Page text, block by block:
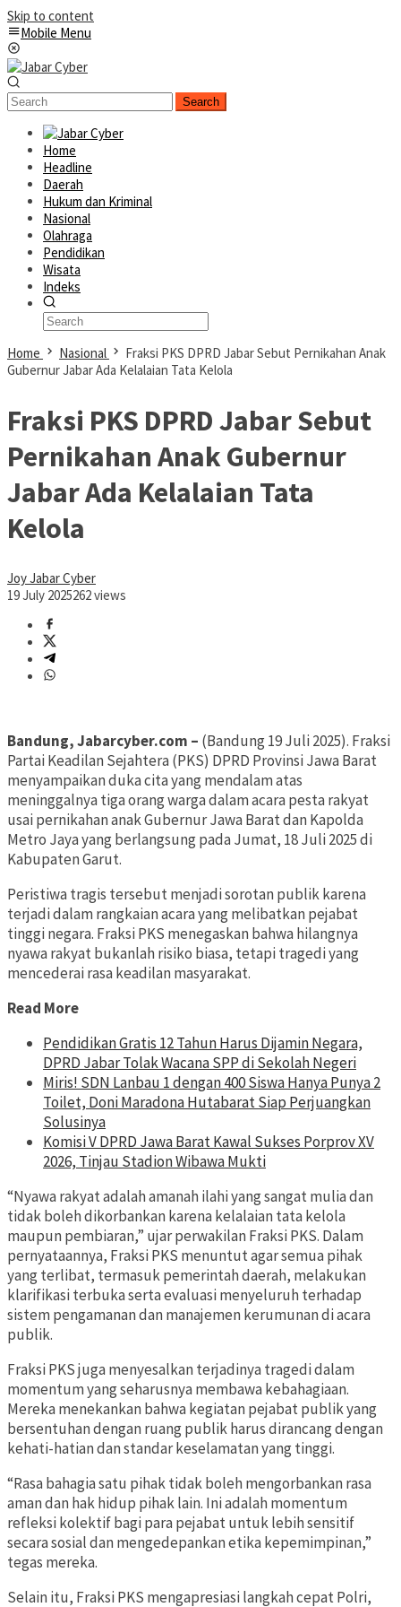
Skip to content
Mobile Menu
Search
Home
Headline
Daerah
Hukum dan Kriminal
Nasional
Olahraga
Pendidikan
Wisata
Indeks
Home Nasional
Fraksi PKS DPRD Jabar Sebut Pernikahan Anak
Gubernur Jabar Ada Kelalaian Tata Kelola
Fraksi PKS DPRD Jabar Sebut
Pernikahan Anak Gubernur
Jabar Ada Kelalaian Tata
Kelola
Joy Jabar Cyber
19 July 2025262 views
Bandung, Jabarcyber.com – (Bandung 19 Juli 2025). Fraksi
Partai Keadilan Sejahtera (PKS) DPRD Provinsi Jawa Barat
menyampaikan duka cita yang mendalam atas
meninggalnya tiga orang warga dalam acara pesta rakyat
usai pernikahan anak Gubernur Jawa Barat dan Kapolda
Metro Jaya yang berlangsung pada Jumat, 18 Juli 2025 di
Kabupaten Garut.
Peristiwa tragis tersebut menjadi sorotan publik karena
terjadi dalam rangkaian acara yang melibatkan pejabat
tinggi negara. Fraksi PKS menegaskan bahwa hilangnya
nyawa rakyat bukanlah risiko biasa, tetapi tragedi yang
mencederai rasa keadilan masyarakat.
Read More
Pendidikan Gratis 12 Tahun Harus Dijamin Negara,
DPRD Jabar Tolak Wacana SPP di Sekolah Negeri
Miris! SDN Lanbau 1 dengan 400 Siswa Hanya Punya 2
Toilet, Doni Maradona Hutabarat Siap Perjuangkan
Solusinya
Komisi V DPRD Jawa Barat Kawal Sukses Porprov XV
2026, Tinjau Stadion Wibawa Mukti
“Nyawa rakyat adalah amanah ilahi yang sangat mulia dan
tidak boleh dikorbankan karena kelalaian tata kelola
maupun pembiaran,” ujar perwakilan Fraksi PKS. Dalam
pernyataannya, Fraksi PKS menuntut agar semua pihak
yang terlibat, termasuk pemerintah daerah, melakukan
klarifikasi terbuka serta evaluasi menyeluruh terhadap
sistem pengamanan dan manajemen kerumunan di acara
publik.
Fraksi PKS juga menyesalkan terjadinya tragedi dalam
momentum yang seharusnya membawa kebahagiaan.
Mereka menekankan bahwa kegiatan pejabat publik yang
bersentuhan dengan ruang publik harus dirancang dengan
kehati-hatian dan standar keselamatan yang tinggi.
“Rasa bahagia satu pihak tidak boleh mengorbankan rasa
aman dan hak hidup pihak lain. Ini adalah momentum
refleksi kolektif bagi para pejabat untuk lebih sensitif
secara sosial dan mengedepankan etika kepemimpinan,”
tegas mereka.
Selain itu, Fraksi PKS mengapresiasi langkah cepat Polri,